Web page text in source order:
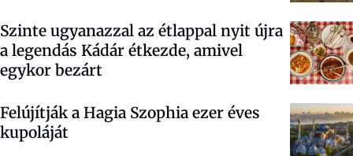
Szinte ugyanazzal az étlappal nyit újra
a legendás Kádár étkezde, amivel
egykor bezárt
Felújítják a Hagia Szophia ezer éves
kupoláját